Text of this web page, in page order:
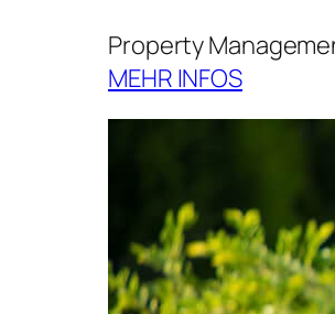
Property
MEHR INFOS